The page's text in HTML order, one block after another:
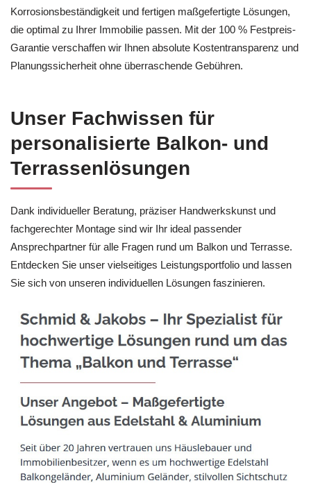
Korrosionsbeständigkeit und fertigen maßgefertigte Lösungen,
die optimal zu Ihrer Immobilie passen. Mit der 100 % Festpreis-
Garantie verschaffen wir Ihnen absolute Kostentransparenz und
Planungssicherheit ohne überraschende Gebühren.
Unser Fachwissen für
personalisierte Balkon- und
Terrassenlösungen
Dank individueller Beratung, präziser Handwerkskunst und
fachgerechter Montage sind wir Ihr ideal passender
Ansprechpartner für alle Fragen rund um Balkon und Terrasse.
Entdecken Sie unser vielseitiges Leistungsportfolio und lassen
Sie sich von unseren individuellen Lösungen faszinieren.